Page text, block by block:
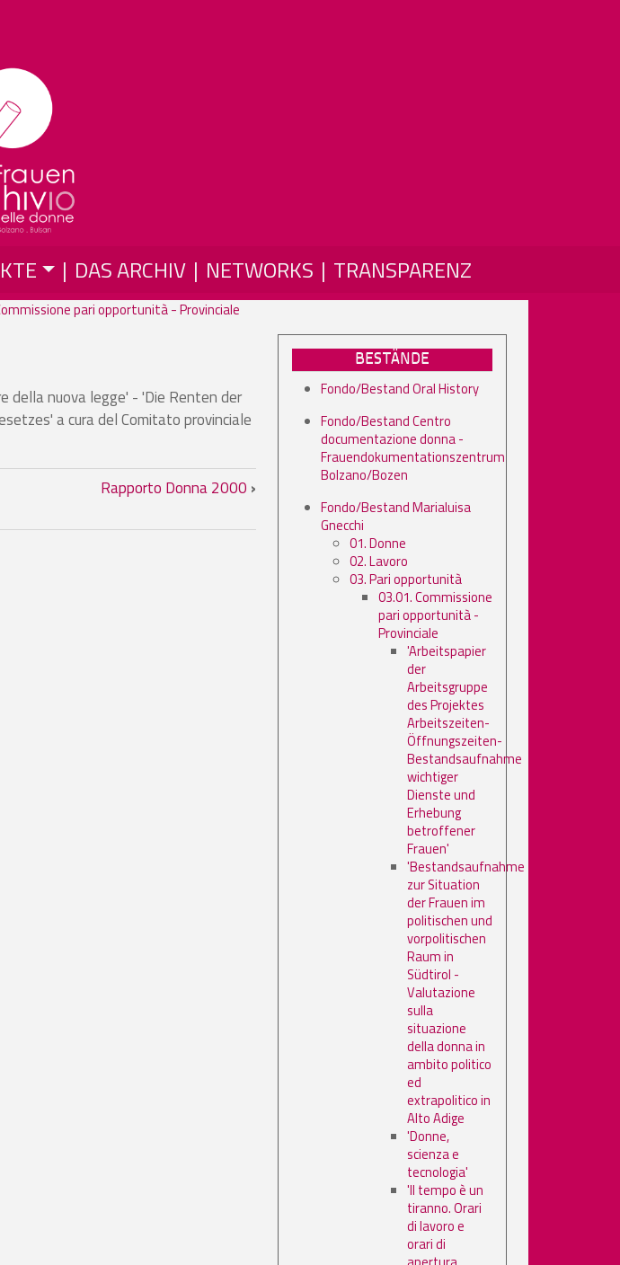
DAS ARCHIV NETWORKS TRANSPARENZ
pari opportunità - Provinciale
della nuova legge' - 'Die Renten der
a cura del Comitato provinciale
pensioni
Rapporto Donna 2000 ›
BESTÄNDE
Fondo/Bestand Oral History
Fondo/Bestand Centro
documentazione donna -
Frauendokumentationszentrum
Bolzano/Bozen
Fondo/Bestand Marialuisa
Gnecchi
01. Donne
02. Lavoro
03. Pari opportunità
03.01. Commissione
pari opportunità -
Provinciale
'Arbeitspapier
der
Arbeitsgruppe
des Projektes
Arbeitszeiten-
Öffnungszeiten-
Bestandsaufnahme
wichtiger
Dienste und
Erhebung
betroffener
Frauen'
'Bestandsaufnahme
zur Situation
der Frauen im
politischen und
vorpolitischen
Raum in
Südtirol -
Valutazione
sulla
situazione
della donna in
ambito politico
ed
extrapolitico in
Alto Adige
'Donne,
scienza e
tecnologia'
'Il tempo è un
tiranno. Orari
di lavoro e
orari di